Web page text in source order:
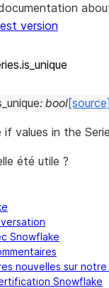
version
unique
: bool[source]
if values in the
été utile ?
Snowflake
nouvelles sur
Snowflake